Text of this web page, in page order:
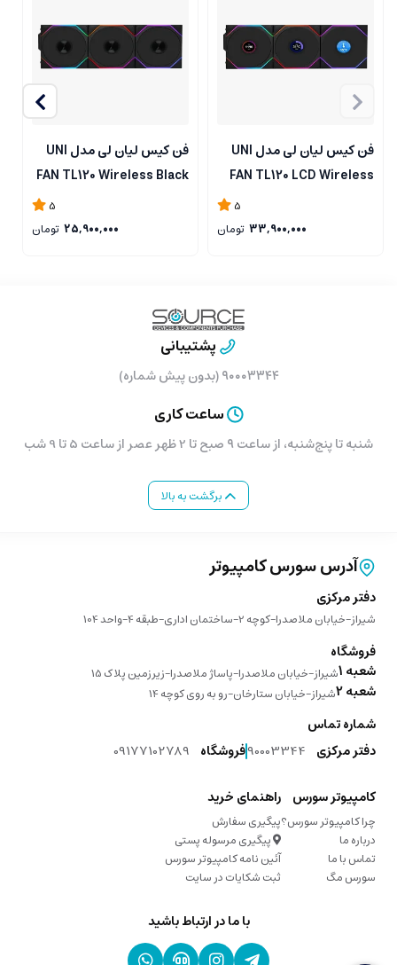
فن کیس لیان لی مدل UNI
FAN TL120 LCD Wireless
5
33,900,000 تومان
فن کیس لیان لی مدل UNI
FAN TL120 Wireless Black
5
25,900,000 تومان
پشتیبانی
۹۰۰۰۳۳۴۴ (بدون پیش شماره)
ساعت کاری
شنبه تا پنج‌شنبه، از ساعت ۹ صبح تا 2 ظهر عصر از ساعت 5 تا 9 شب
برگشت به بالا
آدرس سورس کامپیوتر
دفتر مرکزی
شیراز-خیابان ملاصدرا-کوچه 2-ساختمان اداری-طبقه 4-واحد 104
فروشگاه
شعبه 1 شیراز-خیابان ملاصدرا-پاساژ ملاصدرا-زیرزمین پلاک 15
شعبه 2 شیراز-خیابان ستارخان-رو به روی کوچه 14
شماره تماس
دفتر مرکزی 90003344فروشگاه 09177102789
کامپیوتر سورس
چرا کامپیوتر سورس؟
درباره ما
تماس با ما
سورس مگ
راهنمای خرید
پیگیری سفارش
پیگیری مرسوله پستی
آئین نامه کامپیوتر سورس
ثبت شکایات در سایت
با ما در ارتباط باشید